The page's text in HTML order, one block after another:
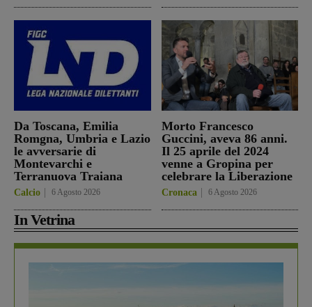
Da Toscana, Emilia
Romgna, Umbria e Lazio
le avversarie di
Montevarchi e
Terranuova Traiana
Calcio 6 Agosto 2026
Morto Francesco
Guccini, aveva 86 anni.
Il 25 aprile del 2024
venne a Gropina per
celebrare la Liberazione
Cronaca 6 Agosto 2026
In Vetrina